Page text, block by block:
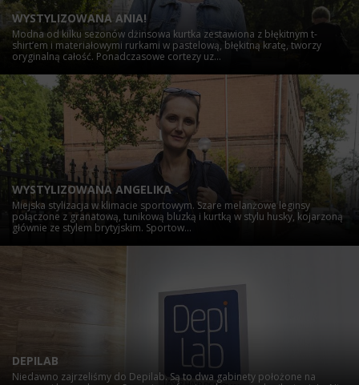
WYSTYLIZOWANA ANIA!
Modna od kilku sezonów dżinsowa kurtka zestawiona z błękitnym t-
shirt’em i materiałowymi rurkami w pastelową, błękitną kratę, tworzy
oryginalną całość. Ponadczasowe cortezy uz...
WYSTYLIZOWANA ANGELIKA
Miejska stylizacja w klimacie sportowym. Szare melanżowe leginsy
połączone z granatową, tunikową bluzką i kurtką w stylu husky, kojarzoną
głównie ze stylem brytyjskim. Sportow...
DEPILAB
Niedawno zajrzeliśmy do Depilab. Są to dwa gabinety położone na